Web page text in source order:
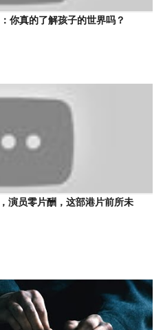
你真的了解孩子的世界吗？
演员零片酬，这部港片前所未